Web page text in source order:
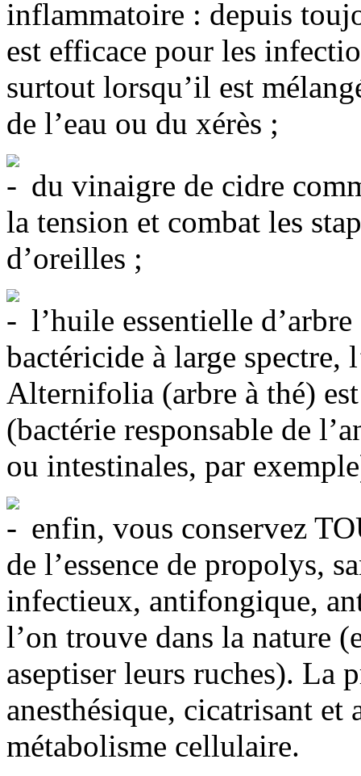
inflammatoire : depuis
est efficace pour les
surtout lorsqu’il est
de l’eau ou du xérès ;
du vinaigre de cidre
la tension et combat les
d’oreilles ;
l’huile essentielle
bactéricide à large spectre,
Alternifolia (arbre à thé)
(bactérie responsable de
ou intestinales, par
enfin, vous conservez
de l’essence de propolys,
infectieux, antifongique,
l’on trouve dans la nature
aseptiser leurs ruches). La
anesthésique, cicatrisant
métabolisme cellulaire.